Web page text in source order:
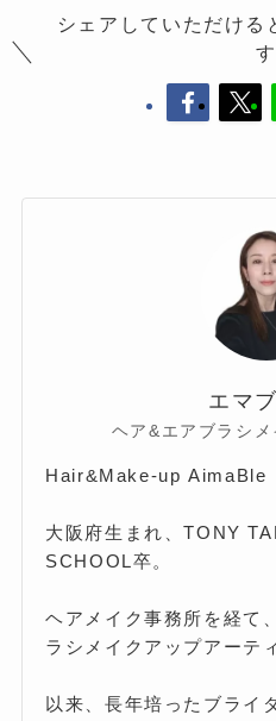
シェアしていただける
す
エマ
ヘア&エアブラシ
Hair&Make-up AimaBle
大阪府生まれ、TONY
SCHOOL卒。
ヘアメイク事務所を経て
ラシメイクアップアーテ
以来、長年培ったブライ